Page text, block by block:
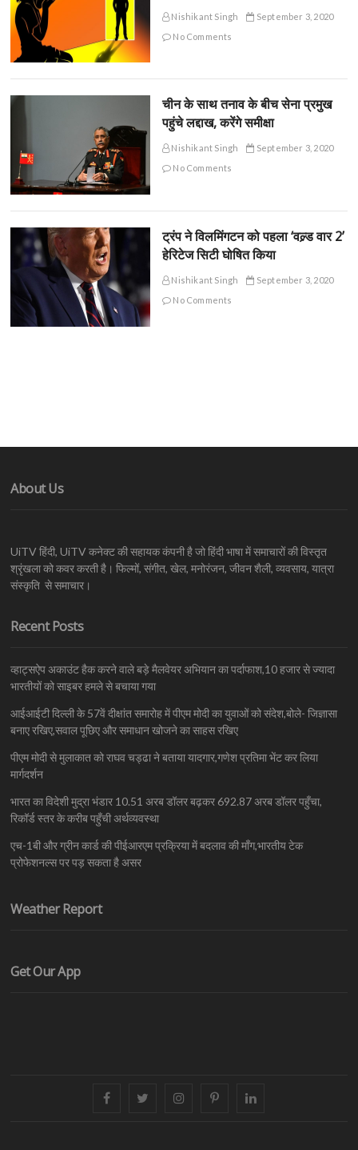
Nishikant Singh
September 3, 2020
No Comments
चीन के साथ तनाव के बीच सेना प्रमुख
पहुंचे लद्दाख, करेंगे समीक्षा
Nishikant Singh
September 3, 2020
No Comments
ट्रंप ने विलमिंगटन को पहला ‘वल्र्ड वार 2’
हेरिटेज सिटी घोषित किया
Nishikant Singh
September 3, 2020
No Comments
About Us
UiTV हिंदी, UiTV कनेक्ट की सहायक कंपनी है जो हिंदी भाषा में समाचारों की विस्तृत
श्रृंखला को कवर करती है। फिल्मों, संगीत, खेल, मनोरंजन, जीवन शैली, व्यवसाय, यात्रा
संस्कृति से समाचार।
Recent Posts
व्हाट्सऐप अकाउंट हैक करने वाले बड़े मैलवेयर अभियान का पर्दाफाश,10 हजार से ज्यादा
भारतीयों को साइबर हमले से बचाया गया
आईआईटी दिल्ली के 57वें दीक्षांत समारोह में पीएम मोदी का युवाओं को संदेश,बोले- जिज्ञासा
बनाए रखिए,सवाल पूछिए और समाधान खोजने का साहस रखिए
पीएम मोदी से मुलाकात को राघव चड्ढा ने बताया यादगार,गणेश प्रतिमा भेंट कर लिया
मार्गदर्शन
भारत का विदेशी मुद्रा भंडार 10.51 अरब डॉलर बढ़कर 692.87 अरब डॉलर पहुँचा,
रिकॉर्ड स्तर के करीब पहुँची अर्थव्यवस्था
एच-1बी और ग्रीन कार्ड की पीईआरएम प्रक्रिया में बदलाव की माँग,भारतीय टेक
प्रोफेशनल्स पर पड़ सकता है असर
Weather Report
Get Our App
facebook twitter instagrampinterestlinkedin